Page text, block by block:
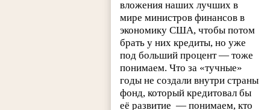
вложения наших лучших в
мире министров финансов в
экономику США, чтобы потом
брать у них кредиты, но уже
под больший процент — тоже
понимаем. Что за «тучные»
годы не создали внутри страны
фонд, который кредитовал бы
её развитие — понимаем, кто